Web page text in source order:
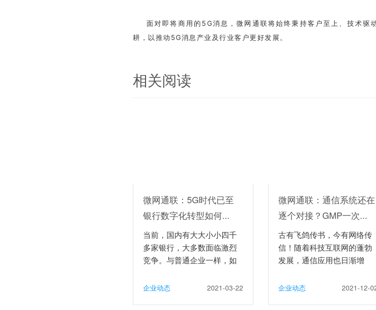
面对即将商用的5G消息，微网通联将始终秉持客户至上、技术驱
耕，以推动5G消息产业及行业客户更好发展。
相关阅读
微网通联：5G时代已至
银行数字化转型如何...
当前，国内有大大小小四千
多家银行，大多数面临激烈
竞争。与普通企业一样，如
企业动态 2021-03-22
微网通联：通信系统还在
逐个对接？GMP一次...
古有飞鸽传书，今有网络传
信！随着科技互联网的蓬勃
发展，通信应用也日渐增
企业动态 2021-12-